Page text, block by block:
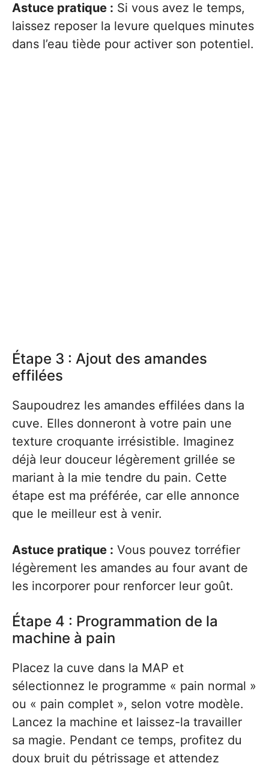
Astuce pratique : Si vous avez le temps,
laissez reposer la levure quelques minutes
dans l’eau tiède pour activer son potentiel.
Étape 3 : Ajout des amandes
effilées
Saupoudrez les amandes effilées dans la
cuve. Elles donneront à votre pain une
texture croquante irrésistible. Imaginez
déjà leur douceur légèrement grillée se
mariant à la mie tendre du pain. Cette
étape est ma préférée, car elle annonce
que le meilleur est à venir.
Astuce pratique : Vous pouvez torréfier
légèrement les amandes au four avant de
les incorporer pour renforcer leur goût.
Étape 4 : Programmation de la
machine à pain
Placez la cuve dans la MAP et
sélectionnez le programme « pain normal »
ou « pain complet », selon votre modèle.
Lancez la machine et laissez-la travailler
sa magie. Pendant ce temps, profitez du
doux bruit du pétrissage et attendez